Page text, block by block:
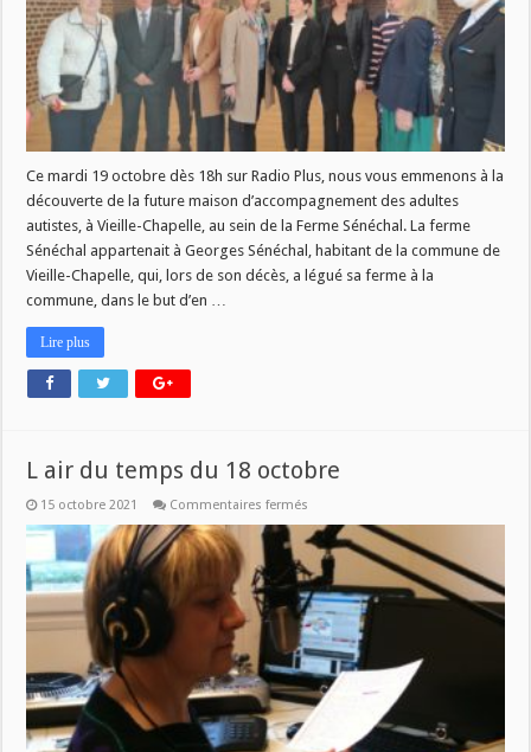
Ce mardi 19 octobre dès 18h sur Radio Plus, nous vous emmenons à la
découverte de la future maison d’accompagnement des adultes
autistes, à Vieille-Chapelle, au sein de la Ferme Sénéchal. La ferme
Sénéchal appartenait à Georges Sénéchal, habitant de la commune de
Vieille-Chapelle, qui, lors de son décès, a légué sa ferme à la
commune, dans le but d’en …
Lire plus
L air du temps du 18 octobre
15 octobre 2021 Commentaires fermés
air
du
temps
du
18
octobre